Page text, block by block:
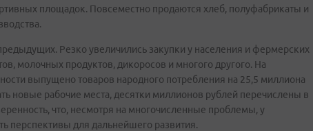
площадок. Повсеместно продаются хлеб, полуфабрикаты и
Резко увеличились закупки у населения и фермерских
молочных продуктов, дикоросов и многого другого. На
выпущено товаров народного потребления на 25,5 миллиона
новые рабочие места, десятки миллионов рублей перечислены в
что, несмотря на многочисленные проблемы, у
перспективы для дальнейшего развития.